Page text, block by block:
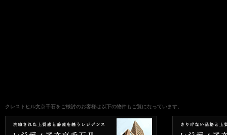
クレストヒル文京千石をご検討のお客様は以下の物件もご覧になっています。